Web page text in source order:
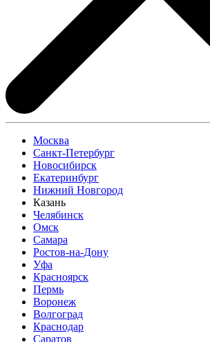
Москва
Санкт-Петербург
Новосибирск
Екатеринбург
Нижний Новгород
Казань
Челябинск
Омск
Самара
Ростов-на-Дону
Уфа
Красноярск
Пермь
Воронеж
Волгоград
Краснодар
Саратов